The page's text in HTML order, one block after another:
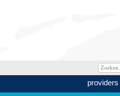
providers